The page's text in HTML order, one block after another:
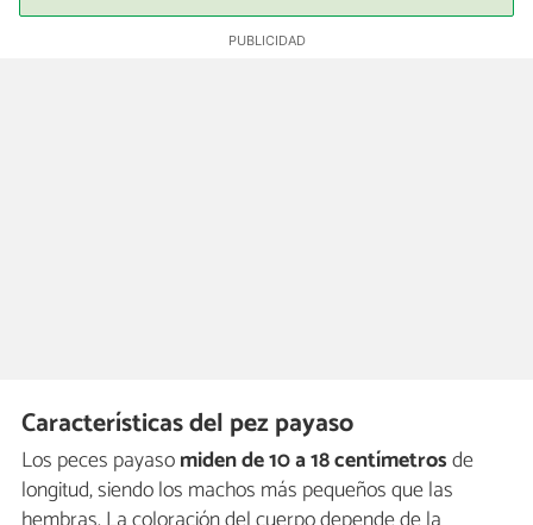
Características del pez payaso
Los peces payasomiden de 10 a 18 centímetrosde
longitud, siendo los machos más pequeños que las